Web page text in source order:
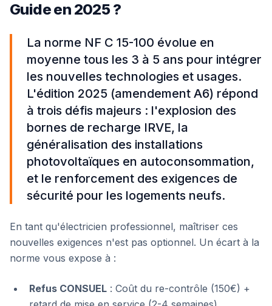
Guide en 2025 ?
La norme NF C 15-100 évolue en
moyenne tous les 3 à 5 ans pour intégrer
les nouvelles technologies et usages.
L'édition 2025 (amendement A6) répond
à trois défis majeurs : l'explosion des
bornes de recharge IRVE, la
généralisation des installations
photovoltaïques en autoconsommation,
et le renforcement des exigences de
sécurité pour les logements neufs.
En tant qu'électricien professionnel, maîtriser ces
nouvelles exigences n'est pas optionnel. Un écart à la
norme vous expose à :
Refus CONSUEL : Coût du re-contrôle (150€) +